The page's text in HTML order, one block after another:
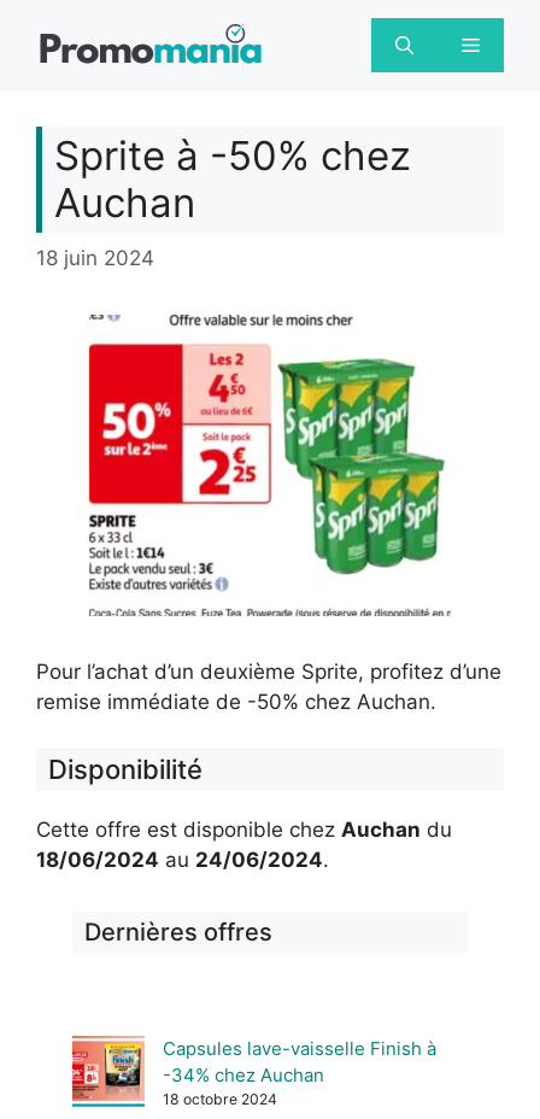
Menu
Sprite à -50% chez
Auchan
18 juin 2024
Pour l’achat d’un deuxième Sprite, profitez d’une
remise immédiate de -50% chez Auchan.
Disponibilité
Cette offre est disponible chez Auchan du
18/06/2024 au 24/06/2024.
Dernières offres
Capsules lave-vaisselle Finish à
-34% chez Auchan
18 octobre 2024